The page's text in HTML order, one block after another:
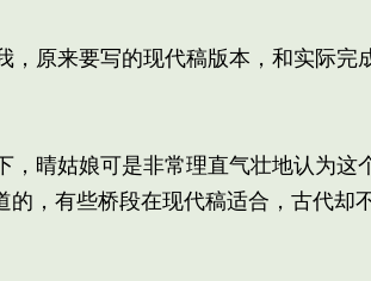
原来要写的现代稿版本，和实际完
晴姑娘可是非常理直气壮地认为这
，有些桥段在现代稿适合，古代却